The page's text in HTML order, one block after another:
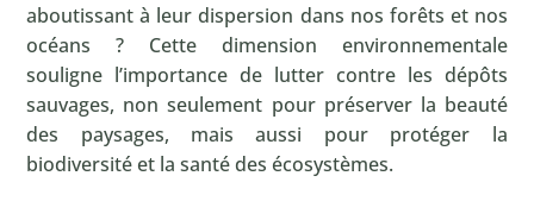
aboutissant à leur dispersion dans nos forêts et nos
océans ? Cette dimension environnementale
souligne l’importance de lutter contre les dépôts
sauvages, non seulement pour préserver la beauté
des paysages, mais aussi pour protéger la
biodiversité et la santé des écosystèmes.